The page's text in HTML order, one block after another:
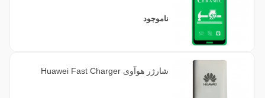
ناموجود
شارژر هوآوی Huawei Fast Charger